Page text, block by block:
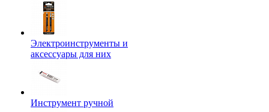
Электроинструменты и
аксессуары для них
Инструмент ручной